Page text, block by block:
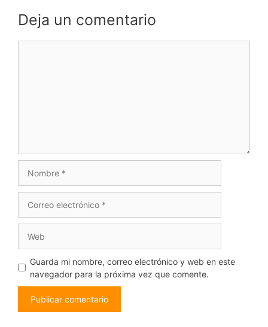
Deja un comentario
electrónico
Guarda mi nombre, correo electrónico y web en este
navegador para la próxima vez que comente.